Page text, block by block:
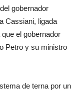
gobernador
Cassiani, ligada
el gobernador
Petro y su ministro
de terna por un